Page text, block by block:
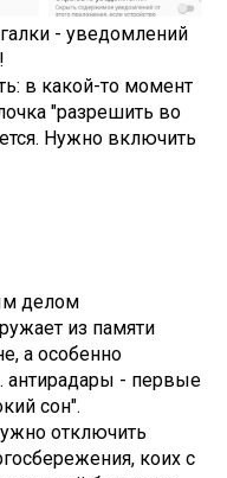
- уведомлений
в какой-то момент
"разрешить во
Нужно включить
делом
из памяти
а особенно
антирадары - первые
сон".
отключить
коих с